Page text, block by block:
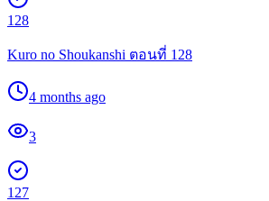
128
Kuro no Shoukanshi ตอนที่ 128
4 months ago
3
127